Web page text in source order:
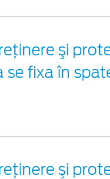
şi
se fixa în
şi